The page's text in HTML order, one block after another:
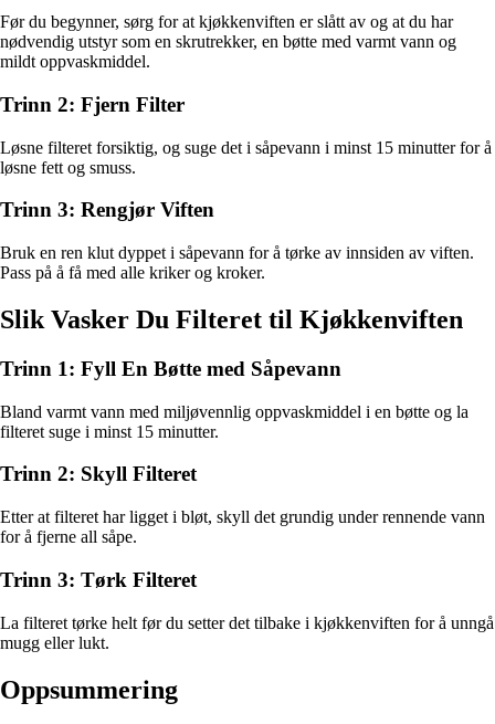
Før du begynner, sørg for at kjøkkenviften er slått av og at du har
nødvendig utstyr som en skrutrekker, en bøtte med varmt vann og
mildt oppvaskmiddel.
Trinn 2: Fjern Filter
Løsne filteret forsiktig, og suge det i såpevann i minst 15 minutter for å
løsne fett og smuss.
Trinn 3: Rengjør Viften
Bruk en ren klut dyppet i såpevann for å tørke av innsiden av viften.
Pass på å få med alle kriker og kroker.
Slik Vasker Du Filteret til Kjøkkenviften
Trinn 1: Fyll En Bøtte med Såpevann
Bland varmt vann med miljøvennlig oppvaskmiddel i en bøtte og la
filteret suge i minst 15 minutter.
Trinn 2: Skyll Filteret
Etter at filteret har ligget i bløt, skyll det grundig under rennende vann
for å fjerne all såpe.
Trinn 3: Tørk Filteret
La filteret tørke helt før du setter det tilbake i kjøkkenviften for å unngå
mugg eller lukt.
Oppsummering